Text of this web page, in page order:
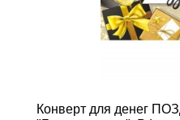
Конверт для денег